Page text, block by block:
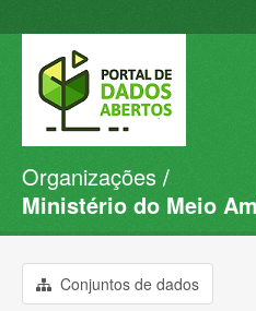
Conjuntos de dados
Organizações
Sobre
Organizações
Ministério do Meio
Conjuntos de dados